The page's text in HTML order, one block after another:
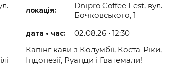
локація:
Dnipro Coffee Fest, вул.
Бочковського, 1
дата • час:
02.08.26 • 12:30
Капінг кави з Колумбії, Коста-Ріки,
Індонезії, Руанди і Гватемали!